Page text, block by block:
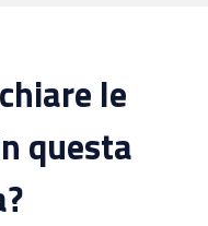
le
questa